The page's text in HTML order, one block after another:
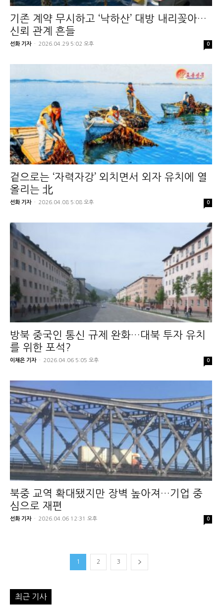
기존 계약 무시하고 ‘낙하산’ 대방 내리꽂아…
신뢰 관계 흔들
선화 기자 - 2026.04.29 5:02 오후 0
겉으로는 ‘자력자강’ 외치면서 외자 유치에 열
올리는 北
선화 기자 - 2026.04.08 5:08 오후 0
방북 중국인 통신 규제 완화…대북 투자 유치
를 위한 포석?
이채은 기자 - 2026.04.06 5:05 오후 0
북중 교역 확대됐지만 장벽 높아져…기업 중
심으로 재편
선화 기자 - 2026.04.06 12:31 오후 0
1 2 3
최근 기사